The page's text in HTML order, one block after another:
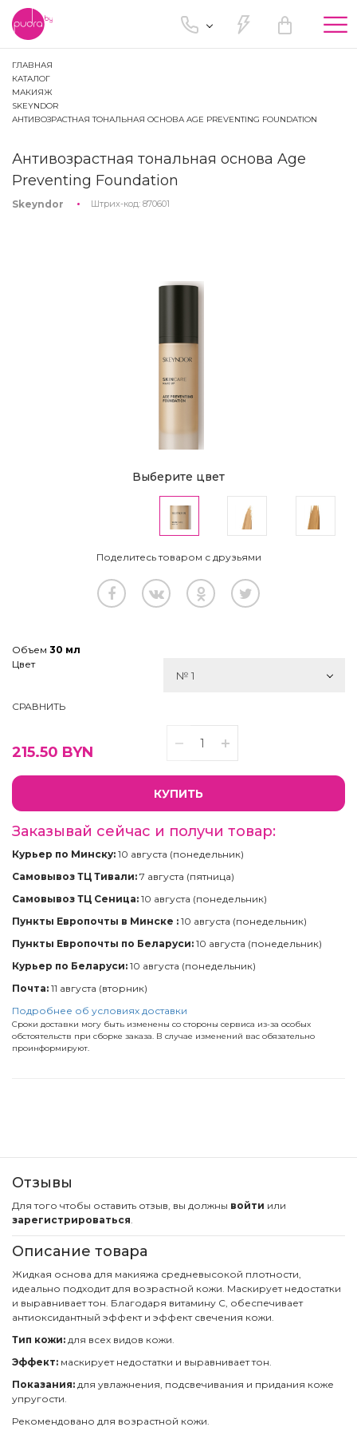
ГЛАВНАЯ
КАТАЛОГ
МАКИЯЖ
SKEYNDOR
АНТИВОЗРАСТНАЯ ТОНАЛЬНАЯ ОСНОВА AGE PREVENTING FOUNDATION
Антивозрастная тональная основа Age
Preventing Foundation
Skeyndor Штрих-код: 870601
Выберите цвет
Поделитесь товаром с друзьями
Объем 30 мл
Цвет
№ 1
СРАВНИТЬ
215.50 BYN
КУПИТЬ
Заказывай сейчас и получи товар:
Курьер по Минску: 10 августа (понедельник)
Самовывоз ТЦ Тивали: 7 августа (пятница)
Самовывоз ТЦ Сеница: 10 августа (понедельник)
Пункты Европочты в Минске : 10 августа (понедельник)
Пункты Европочты по Беларуси: 10 августа (понедельник)
Курьер по Беларуси: 10 августа (понедельник)
Почта: 11 августа (вторник)
Подробнее об условиях доставки
Сроки доставки могу быть изменены со стороны сервиса из-за особых
обстоятельств при сборке заказа. В случае изменений вас обязательно
проинформируют.
Отзывы
Для того чтобы оставить отзыв, вы должны войти или
зарегистрироваться.
Описание товара
Жидкая основа для макияжа средневысокой плотности,
идеально подходит для возрастной кожи. Маскирует недостатки
и выравнивает тон. Благодаря витамину C, обеспечивает
антиоксидантный эффект и эффект свечения кожи.
Тип кожи: для всех видов кожи.
Эффект: маскирует недостатки и выравнивает тон.
Показания: для увлажнения, подсвечивания и придания коже
упругости.
Рекомендовано для возрастной кожи.